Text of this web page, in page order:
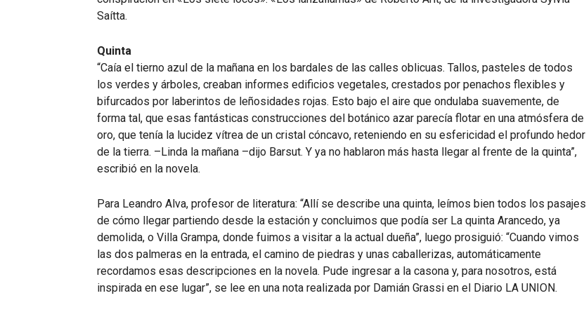
Saítta.
Quinta
“Caía el tierno azul de la mañana en los bardales de las calles oblicuas. Tallos, pasteles de todos
los verdes y árboles, creaban informes edificios vegetales, crestados por penachos flexibles y
bifurcados por laberintos de leñosidades rojas. Esto bajo el aire que ondulaba suavemente, de
forma tal, que esas fantásticas construcciones del botánico azar parecía flotar en una atmósfera de
oro, que tenía la lucidez vítrea de un cristal cóncavo, reteniendo en su esfericidad el profundo hedor
de la tierra. –Linda la mañana –dijo Barsut. Y ya no hablaron más hasta llegar al frente de la quinta”,
escribió en la novela.
Para Leandro Alva, profesor de literatura: “Allí se describe una quinta, leímos bien todos los pasajes
de cómo llegar partiendo desde la estación y concluimos que podía ser La quinta Arancedo, ya
demolida, o Villa Grampa, donde fuimos a visitar a la actual dueña”, luego prosiguió: “Cuando vimos
las dos palmeras en la entrada, el camino de piedras y unas caballerizas, automáticamente
recordamos esas descripciones en la novela. Pude ingresar a la casona y, para nosotros, está
inspirada en ese lugar”, se lee en una nota realizada por Damián Grassi en el Diario LA UNION.